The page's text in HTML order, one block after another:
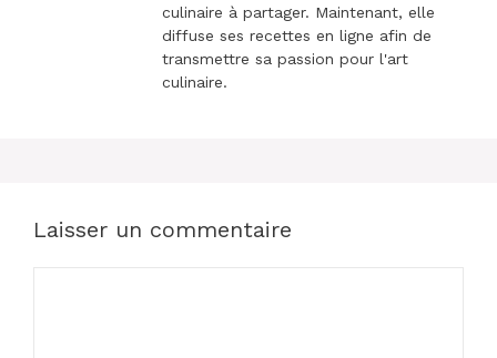
culinaire à partager. Maintenant, elle
diffuse ses recettes en ligne afin de
transmettre sa passion pour l'art
culinaire.
Laisser un commentaire